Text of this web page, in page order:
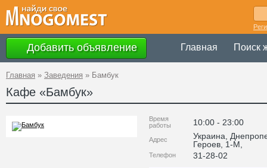
Добавить объявление Главная Поиск
Главная » Заведения » Бамбук
Кафе «Бамбук»
Время
работы
10:00 - 23:00
Адрес Украина
Героев, 1-М
Телефон 31-28-02